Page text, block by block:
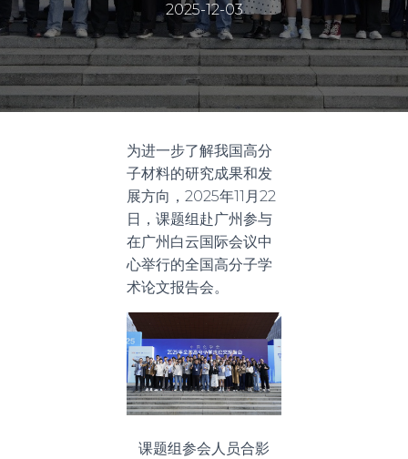
2025-12-03
为进一步了解我国高分
子材料的研究成果和发
展方向，2025年11月22
日，课题组赴广州参与
在广州白云国际会议中
心举行的全国高分子学
术论文报告会。
课题组参会人员合影